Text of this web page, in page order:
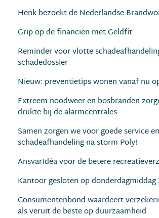
Henk bezoekt de Nederlandse
Grip op de financiën met Geldfit
Reminder voor vlotte
schadedossier
Nieuw: preventietips wonen vanaf nu
Extreem noodweer en bosbranden
drukte bij de alarmcentrales
Samen zorgen we voor goede service
schadeafhandeling na storm Poly!
AnsvarIdéa voor de betere
Kantoor gesloten op donderdagmiddag
Consumentenbond waardeert
als veruit de beste op duurzaamheid